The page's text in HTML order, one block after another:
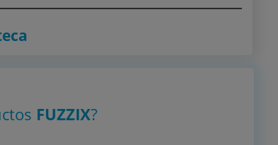
FUZZIX?